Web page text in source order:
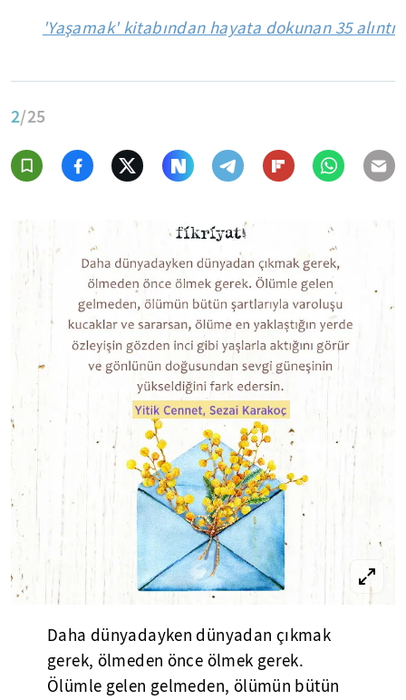
'Yaşamak' kitabından hayata dokunan 35 alıntı
2/25
Daha dünyadayken dünyadan çıkmak
gerek, ölmeden önce ölmek gerek.
Ölümle gelen gelmeden, ölümün bütün